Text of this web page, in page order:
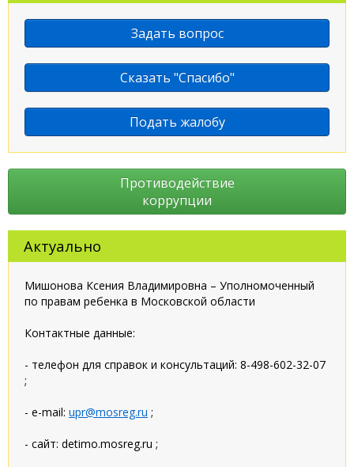
Задать вопрос
Сказать "Спасибо"
Подать жалобу
Противодействие
коррупции
Актуально
Мишонова Ксения Владимировна – Уполномоченный
по правам ребенка в Московской области
Контактные данные:
- телефон для справок и консультаций: 8-498-602-32-07
;
- e-mail: upr@mosreg.ru ;
- сайт: detimo.mosreg.ru ;